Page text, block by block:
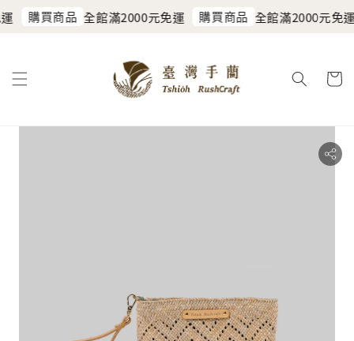
購買商品 全館滿2000元免運 購買商品 全館滿2000元免運